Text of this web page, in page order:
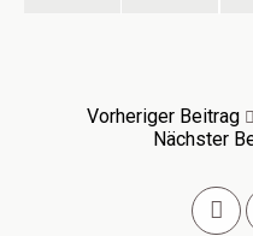
Vorheriger Beitrag
Nächster